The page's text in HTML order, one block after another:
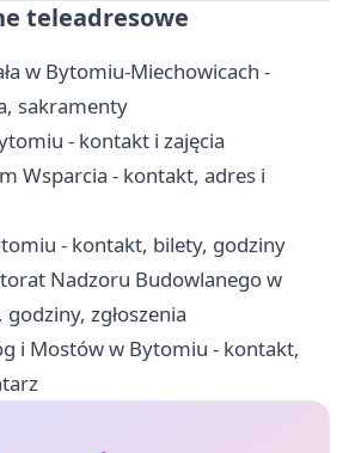
teleadresowe
w Bytomiu-Miechowicach -
sakramenty
- kontakt i zajęcia
Wsparcia - kontakt, adres i
- kontakt, bilety, godziny
Nadzoru Budowlanego w
zgłoszenia
i Mostów w Bytomiu - kontakt,